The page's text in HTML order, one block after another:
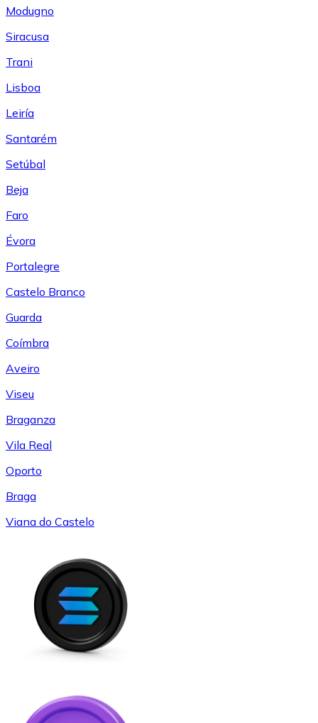
Modugno
Siracusa
Trani
Lisboa
Leiría
Santarém
Setúbal
Beja
Faro
Évora
Portalegre
Castelo Branco
Guarda
Coímbra
Aveiro
Viseu
Braganza
Vila Real
Oporto
Braga
Viana do Castelo